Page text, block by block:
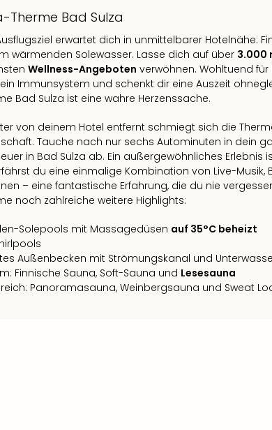
Therme Bad Sulza
erwartet dich in unmittelbarer Hotelnähe:
wärmenden Solewasser. Lasse dich auf über 3.000
Wellness-Angeboten verwöhnen. Wohltuend
Immunsystem und schenkt dir eine Auszeit
Bad Sulza ist eine wahre Herzenssache.
von deinem Hotel entfernt schmiegt sich die
Tauche nach nur sechs Autominuten in dein
in Bad Sulza ab. Ein außergewöhnliches Erlebnis
du eine einmalige Kombination von Live-Musik,
– eine fantastische Erfahrung, die du nie
noch zahlreiche weitere Highlights:
Solepools mit Massagedüsen auf 35°C beheizt
Außenbecken mit Strömungskanal und
Finnische Sauna, Soft-Sauna und Lesesauna
Panoramasauna, Weinbergsauna und Sweat